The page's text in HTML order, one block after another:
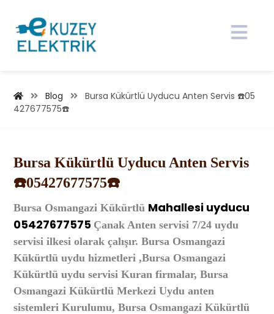
Blog
Bursa Kükürtlü Uyducu Anten Servis ☎️05
427677575☎️
Bursa Kükürtlü Uyducu Anten Servis
☎️05427677575☎️
Bursa Osmangazi Kükürtlü Mahallesi uyducu
05427677575 Çanak Antenservisi 7/24 uydu
servisi ilkesi olarak çalışır. Bursa Osmangazi
Kükürtlü uydu hizmetleri ,Bursa Osmangazi
Kükürtlü uydu servisi Kuran firmalar, Bursa
Osmangazi Kükürtlü Merkezi Uydu anten
sistemleri Kurulumu, Bursa Osmangazi Kükürtlü